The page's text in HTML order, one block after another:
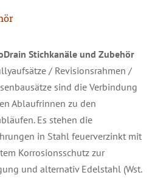
Stichkanäle und Zubehör
/ Revisionsrahmen /
sind die Verbindung
Ablaufrinnen zu den
Es stehen die
in Stahl feuerverzinkt mit
Korrosionsschutz zur
und alternativ Edelstahl (Wst.